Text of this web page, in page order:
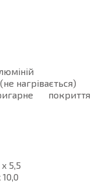
нагрівається)
покриття
5,5